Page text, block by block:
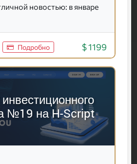
новостью: в январе
Подробно $ 1199
№19 на H-Script